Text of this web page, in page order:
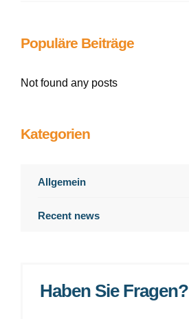
Populäre Beiträge
Not found any posts
Kategorien
Allgemein
Recent news
Haben Sie Fragen?